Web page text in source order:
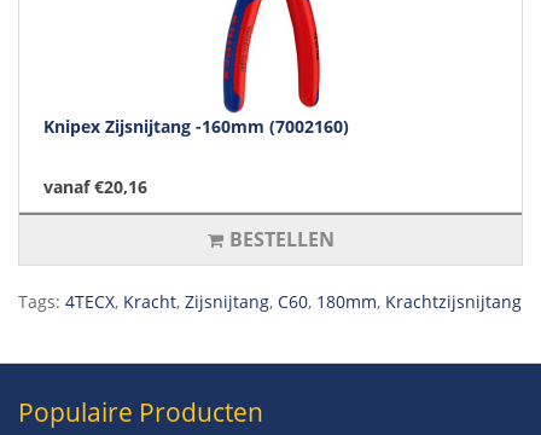
Knipex Zijsnijtang -160mm (7002160)
vanaf €20,16
BESTELLEN
Tags: 4TECX, Kracht, Zijsnijtang, C60, 180mm, Krachtzijsnijtang
Populaire Producten